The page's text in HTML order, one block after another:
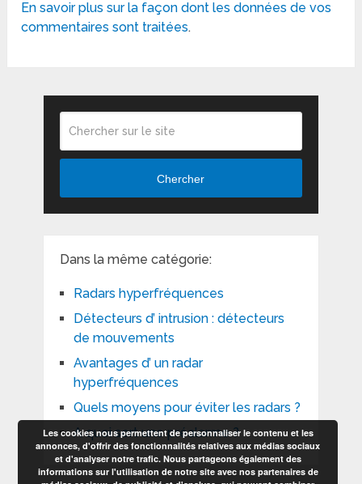
En savoir plus sur la façon dont les données de vos
commentaires sont traitées.
Chercher
Dans la même catégorie:
Radars hyperfréquences
Détecteurs d’ intrusion : détecteurs
de mouvements
Avantages d’ un radar
hyperfréquences
Quels moyens pour éviter les radars ?
A quoi sert une préalarme ?
Les cookies nous permettent de personnaliser le contenu et les
annonces, d'offrir des fonctionnalités relatives aux médias sociaux
et d'analyser notre trafic. Nous partageons également des
informations sur l'utilisation de notre site avec nos partenaires de